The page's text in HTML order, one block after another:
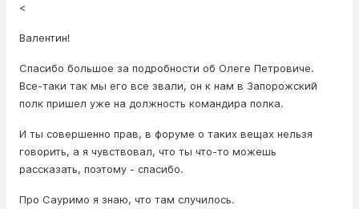
<
Валентин!
Спасибо большое за подробности об Олеге Петровиче.
Все-таки так мы его все звали, он к нам в Запорожский
полк пришел уже на должность командира полка.
И ты совершенно прав, в форуме о таких вещах нельзя
говорить, а я чувствовал, что ты что-то можешь
рассказать, поэтому - спасибо.
Про Сауримо я знаю, что там случилось.